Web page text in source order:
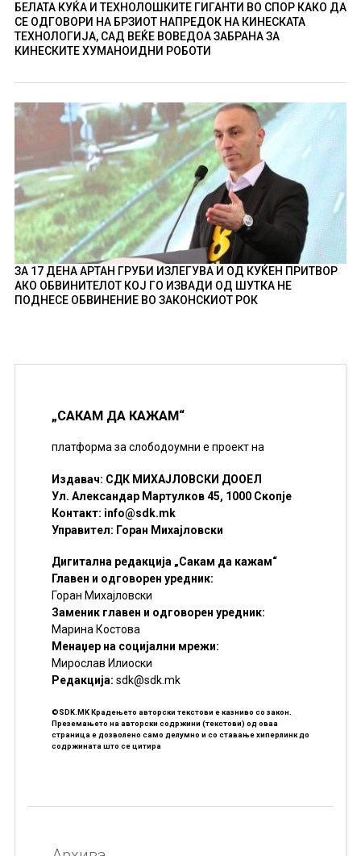
БЕЛАТА КУЌА И ТЕХНОЛОШКИТЕ ГИГАНТИ ВО СПОР КАКО ДА
СЕ ОДГОВОРИ НА БРЗИОТ НАПРЕДОК НА КИНЕСКАТА
ТЕХНОЛОГИЈА, САД ВЕЌЕ ВОВЕДОА ЗАБРАНА ЗА
КИНЕСКИТЕ ХУМАНОИДНИ РОБОТИ
ЗА 17 ДЕНА АРТАН ГРУБИ ИЗЛЕГУВА И ОД КУЌЕН ПРИТВОР
АКО ОБВИНИТЕЛОТ КОЈ ГО ИЗВАДИ ОД ШУТКА НЕ
ПОДНЕСЕ ОБВИНЕНИЕ ВО ЗАКОНСКИОТ РОК
„САКАМ ДА КАЖАМ“
платформа за слободоумни е проект на
Издавач: СДК МИХАЈЛОВСКИ ДООЕЛ
Ул. Александар Мартулков 45, 1000 Скопје
Контакт: info@sdk.mk
Управител: Горан Михајловски
Дигитална редакција „Сакам да кажам“
Главен и одговорен уредник:
Горан Михајловски
Заменик главен и одговорен уредник:
Марина Костова
Менаџер на социјални мрежи:
Мирослав Илиоски
Редакцијa: sdk@sdk.mk
©SDK.MK Крадењето авторски текстови е казниво со закон.
Преземањето на авторски содржини (текстови) од оваа
страница е дозволено само делумно и со ставање хиперлинк до
содржината што се цитира